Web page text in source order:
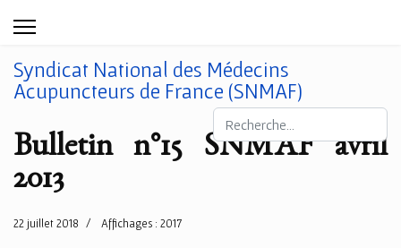
Syndicat National des Médecins
Acupuncteurs de France (SNMAF)
Rechercher
Bulletin n°15 SNMAF avril
2013
22 juillet 2018 Affichages : 2017